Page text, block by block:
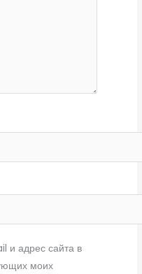
и адрес сайта в
моих